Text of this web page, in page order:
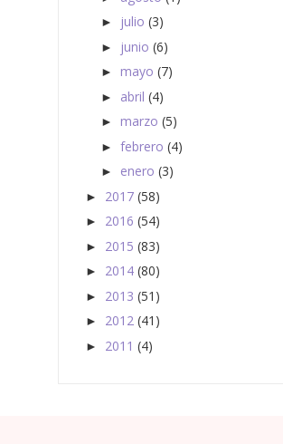
► julio (3)
► junio (6)
► mayo (7)
► abril (4)
► marzo (5)
► febrero (4)
► enero (3)
► 2017 (58)
► 2016 (54)
► 2015 (83)
► 2014 (80)
► 2013 (51)
► 2012 (41)
► 2011 (4)